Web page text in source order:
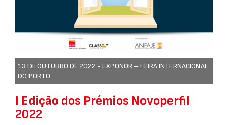
13 DE OUTUBRO DE 2022 - EXPONOR – FEIRA INTERNACIONAL
DO PORTO
I Edição dos Prémios Novoperfil
2022